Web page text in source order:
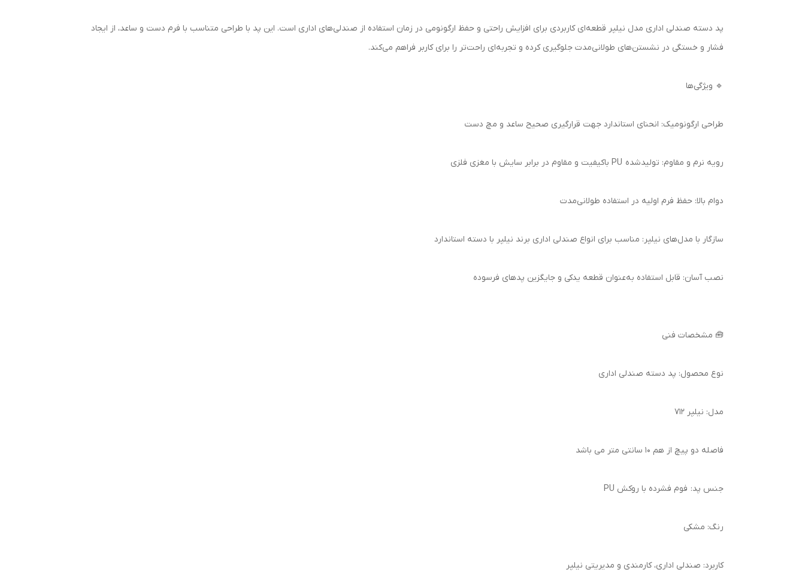
پد دسته صندلی اداری مدل نیلپر قطعه‌ای کاربردی برای افزایش راحتی و حفظ ارگونومی در زمان استفاده از صندلی‌های اداری است. این پد با طراحی متناسب با فرم دست و ساعد، از ایجاد
فشار و خستگی در نشستن‌های طولانی‌مدت جلوگیری کرده و تجربه‌ای راحت‌تر را برای کاربر فراهم می‌کند.
🔹 ویژگی‌ها
طراحی ارگونومیک: انحنای استاندارد جهت قرارگیری صحیح ساعد و مچ دست
رویه نرم و مقاوم: تولیدشده PU باکیفیت و مقاوم در برابر سایش با مغزی فلزی
دوام بالا: حفظ فرم اولیه در استفاده طولانی‌مدت
سازگار با مدل‌های نیلپر: مناسب برای انواع صندلی اداری برند نیلپر با دسته استاندارد
نصب آسان: قابل استفاده به‌عنوان قطعه یدکی و جایگزین پدهای فرسوده
🧰 مشخصات فنی
نوع محصول: پد دسته صندلی اداری
مدل: نیلپر ۷۱۲
فاصله دو پیچ از هم ۱۰ سانتی متر می باشد
جنس پد: فوم فشرده با روکش PU
رنگ: مشکی
کاربرد: صندلی اداری، کارمندی و مدیریتی نیلپر